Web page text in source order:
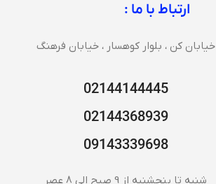
ارتباط با ما :
خیابان کن ، بلوار کوهسار ، خیابان فرهنگ
02144144445
02144368939
09143339698
شنبه تا پنجشنبه از 9 صبح الی 8 عصر